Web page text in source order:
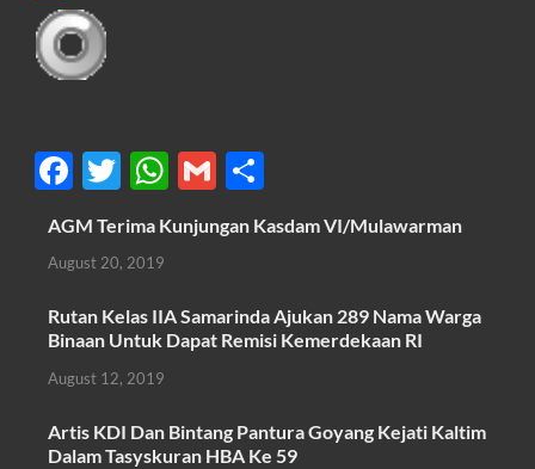
F
ac
e
b
o
o
k
T
w
itt
er
W
h
at
A
p
G
ail
h
ar
AGM Terima Kunjungan Kasdam VI/Mulawarman
August 20, 2019
Rutan Kelas IIA Samarinda Ajukan 289 Nama Warga
Binaan Untuk Dapat Remisi Kemerdekaan RI
August 12, 2019
Artis KDI Dan Bintang Pantura Goyang Kejati Kaltim
Dalam Tasyskuran HBA Ke 59